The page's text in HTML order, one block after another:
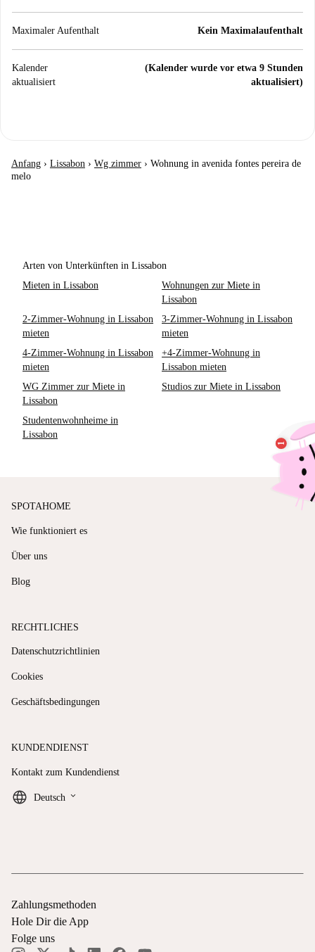
Maximaler Aufenthalt Kein Maximalaufenthalt
Kalender
aktualisiert
(Kalender wurde vor etwa 9 Stunden
aktualisiert)
Anfang › Lissabon › Wg zimmer › Wohnung in avenida fontes pereira de
melo
Arten von Unterkünften in Lissabon
Mieten in Lissabon
Wohnungen zur Miete in
Lissabon
2-Zimmer-Wohnung in Lissabon
mieten
3-Zimmer-Wohnung in Lissabon
mieten
4-Zimmer-Wohnung in Lissabon
mieten
+4-Zimmer-Wohnung in
Lissabon mieten
WG Zimmer zur Miete in
Lissabon
Studios zur Miete in Lissabon
Studentenwohnheime in
Lissabon
SPOTAHOME
Wie funktioniert es
Über uns
Blog
RECHTLICHES
Datenschutzrichtlinien
Cookies
Geschäftsbedingungen
KUNDENDIENST
Kontakt zum Kundendienst
Deutsch keyboard_arrow_down
Zahlungsmethoden
Hole Dir die App
Folge uns